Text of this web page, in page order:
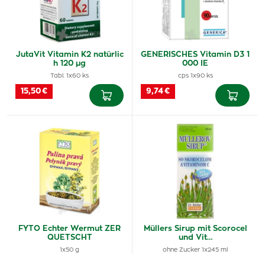
JutaVit Vitamin K2 natürlic
h 120 µg
Tabl. 1x60 ks
15,50 €
GENERISCHES Vitamin D3 1
000 IE
cps 1x90 ks
9,74 €
FYTO Echter Wermut ZER
QUETSCHT
1x50 g
Müllers Sirup mit Scorocel
und Vit…
ohne Zucker 1x245 ml